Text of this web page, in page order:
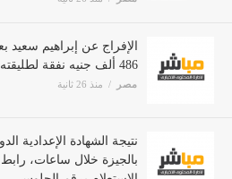
486 ألف جنيه نفقة لطليقته
منذ 26 ثانية
بالجيزة خلال ساعات، رابط
الاستعلام برقم الجلوس